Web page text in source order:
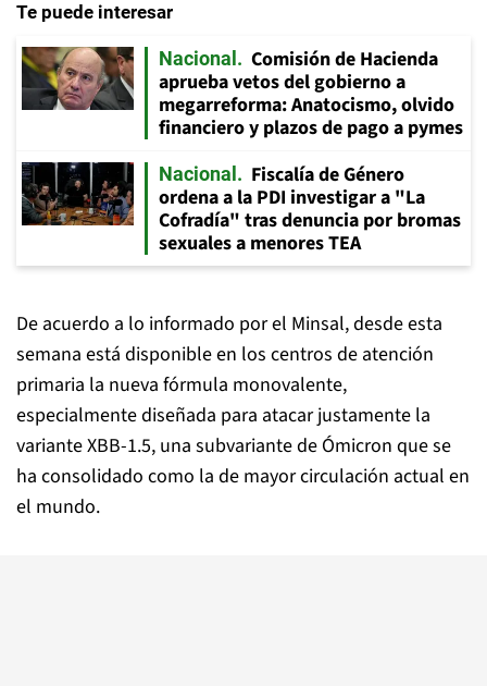
Te puede interesar
Nacional
Comisión de Hacienda
aprueba vetos del gobierno a
megarreforma: Anatocismo, olvido
financiero y plazos de pago a pymes
Nacional
Fiscalía de Género
ordena a la PDI investigar a "La
Cofradía" tras denuncia por bromas
sexuales a menores TEA
De acuerdo a lo informado por el Minsal, desde esta
semana está disponible en los centros de atención
primaria la nueva fórmula monovalente,
especialmente diseñada para atacar justamente la
variante XBB-1.5, una subvariante de Ómicron que se
ha consolidado como la de mayor circulación actual en
el mundo.